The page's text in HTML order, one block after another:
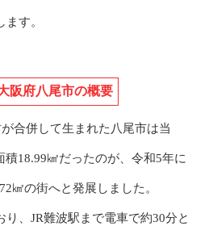
す。
阪府八尾市の概要
合併して生まれた八尾市は当
積18.99㎢だったのが、令和5年に
㎢の街へと発展しました。
、JR難波駅まで電車で約30分と